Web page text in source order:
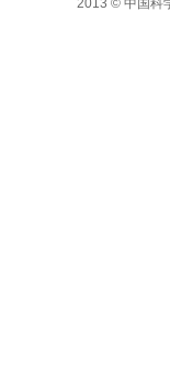
2013 © 中国科